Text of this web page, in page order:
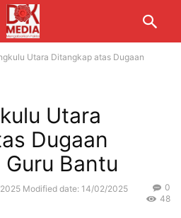
Utara Ditangkap atas Dugaan
Utara
Dugaan
Guru Bantu
Modified date: 14/02/2025
0
48